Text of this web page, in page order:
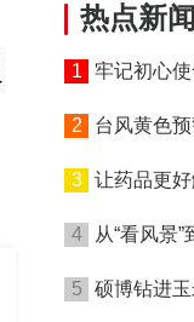
热点新闻
1
牢记初心
2
台风黄色
3
让药品更
4
从“看风景
5 硕博钻进